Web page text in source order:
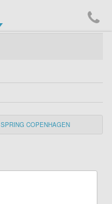
SPRING COPENHAGEN